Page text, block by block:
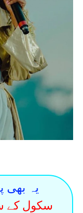
یہ بھی
سکول کے